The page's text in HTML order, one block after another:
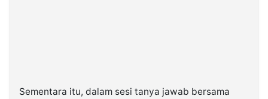
Sementara itu, dalam sesi tanya jawab bersama